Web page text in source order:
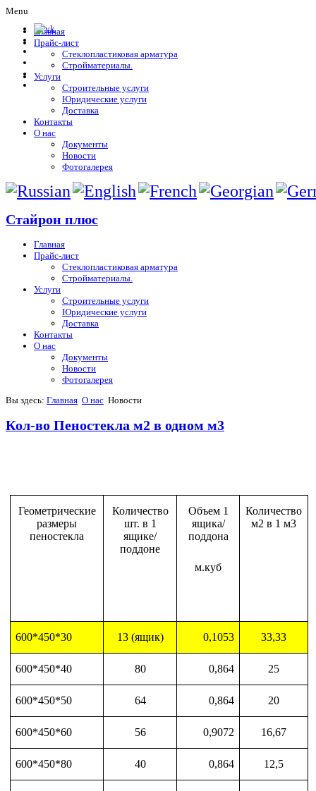
Menu
Главная
Прайс-лист
Стеклопластиковая арматура
Стройматериалы.
Услуги
Строительные услуги
Юридические услуги
Доставка
Контакты
О нас
Документы
Новости
Фотогалерея
Стайрон плюс
Главная
Прайс-лист
Стеклопластиковая арматура
Стройматериалы.
Услуги
Строительные услуги
Юридические услуги
Доставка
Контакты
О нас
Документы
Новости
Фотогалерея
Вы здесь: Главная О нас Новости
Кол-во Пеностекла м2 в одном м3
Геометрические
размеры
пеностекла
Количество
шт. в 1
ящике/
поддоне
Объем 1
ящика/
поддона
Количество
м2 в 1 м3
м.куб
600*450*30 13 (ящик) 0,1053 33,33
600*450*40 80 0,864 25
600*450*50 64 0,864 20
600*450*60 56 0,9072 16,67
600*450*80 40 0,864 12,5